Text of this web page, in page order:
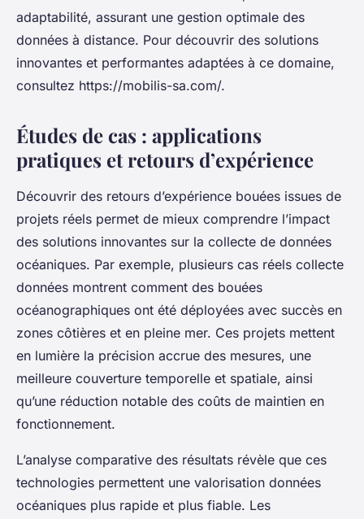
adaptabilité, assurant une gestion optimale des
données à distance. Pour découvrir des solutions
innovantes et performantes adaptées à ce domaine,
consultez https://mobilis-sa.com/.
Études de cas : applications
pratiques et retours d’expérience
Découvrir des retours d’expérience bouées issues de
projets réels permet de mieux comprendre l’impact
des solutions innovantes sur la collecte de données
océaniques. Par exemple, plusieurs cas réels collecte
données montrent comment des bouées
océanographiques ont été déployées avec succès en
zones côtières et en pleine mer. Ces projets mettent
en lumière la précision accrue des mesures, une
meilleure couverture temporelle et spatiale, ainsi
qu’une réduction notable des coûts de maintien en
fonctionnement.
L’analyse comparative des résultats révèle que ces
technologies permettent une valorisation données
océaniques plus rapide et plus fiable. Les